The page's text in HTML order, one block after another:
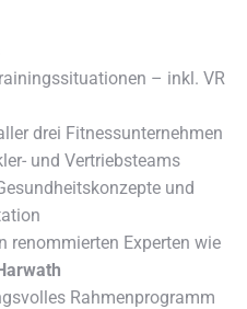
– inkl. VR
drei Fitnessunternehmen
und Vertriebsteams
und
renommierten Experten wie
Rahmenprogramm